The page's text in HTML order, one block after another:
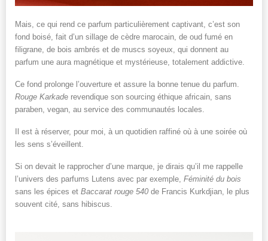
Mais, ce qui rend ce parfum particulièrement captivant, c’est son
fond boisé, fait d’un sillage de cèdre marocain, de oud fumé en
filigrane, de bois ambrés et de muscs soyeux, qui donnent au
parfum une aura magnétique et mystérieuse, totalement addictive.
Ce fond prolonge l’ouverture et assure la bonne tenue du parfum.
Rouge Karkade revendique son sourcing éthique africain, sans
paraben, vegan, au service des communautés locales.
Il est à réserver, pour moi, à un quotidien raffiné où à une soirée où
les sens s’éveillent.
Si on devait le rapprocher d’une marque, je dirais qu’il me rappelle
l’univers des parfums Lutens avec par exemple, Féminité du bois
sans les épices et Baccarat rouge 540 de Francis Kurkdjian, le plus
souvent cité, sans hibiscus.